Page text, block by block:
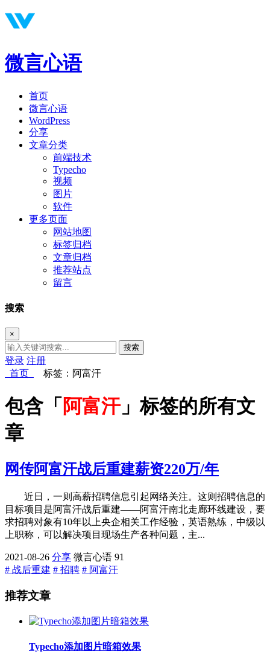
微言心语
首页
微言心语
WordPress
分享
文章分类
前端技术
Typecho
视频
图片
软件
更多页面
网站地图
标签归档
文章归档
推荐站点
留言
搜索
×
搜索
登录 注册
首页
标签：阿富汗
包含「 阿富汗」标签的所有文
章
网传阿富汗战后重建薪资220万/年
近日，一则高薪招聘信息引起网络关注。这则招聘信息的
目标项目是阿富汗战后重建——阿富汗南北走廊环线建设，要
求招聘对象有10年以上央企相关工作经验，英语熟练，中级以
上职称，可以解决项目现场生产各种问题，主...
2021-08-26 分享 微言心语 91
# 战后重建 # 招聘 # 阿富汗
推荐文章
Typecho添加图片暗箱效果